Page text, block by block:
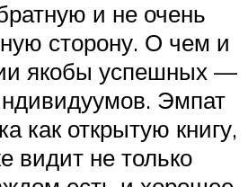
и не очень
сторону. О чем и
якобы успешных —
Эмпат
как открытую книгу,
видит не только